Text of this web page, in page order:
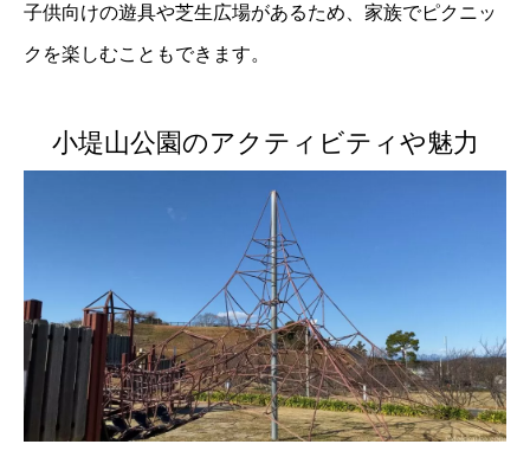
子供向けの遊具や芝生広場があるため、家族でピクニッ
クを楽しむこともできます。
小堤山公園のアクティビティや魅力